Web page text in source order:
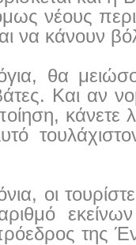
νέους
να κάνουν
θα
Και αν
οι
της